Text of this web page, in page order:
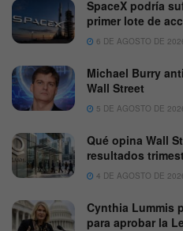
SpaceX podría
primer lote de
6 DE AGOSTO DE
Michael Burry
Wall Street
5 DE AGOSTO DE
Qué opina Wall
resultados
4 DE AGOSTO DE
Cynthia Lummis
para aprobar la